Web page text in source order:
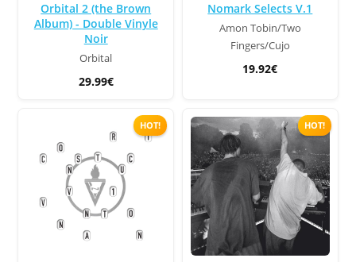
Orbital 2 (the Brown
Album) - Double Vinyle
Noir
Orbital
29.99€
Nomark Selects V.1
Amon Tobin/Two
Fingers/Cujo
19.92€
HOT! HOT!